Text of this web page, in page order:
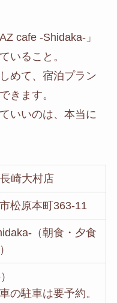
cafe -Shidaka-」
いること。
めて、宿泊プラン
きます。
いいのは、本当に
崎大村店
松原本町363-11
（朝食・夕食
の駐車は要予約。